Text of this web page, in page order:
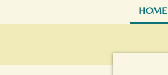
HOME